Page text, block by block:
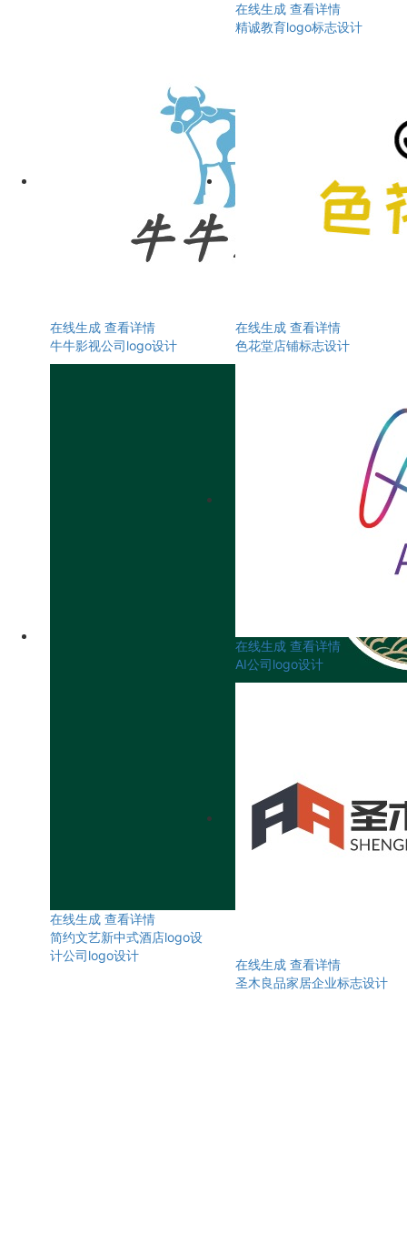
在线生成 查看详情
精诚教育logo标志设计
在线生成 查看详情
牛牛影视公司logo设计
在线生成 查看详情
色花堂店铺标志设计
在线生成 查看详情
简约文艺新中式酒店logo设
计公司logo设计
在线生成 查看详情
AI公司logo设计
在线生成 查看详情
圣木良品家居企业标志设计